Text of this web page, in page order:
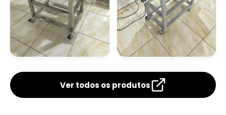
Distribuidor De Manipulador De Alta Rigidez
Manipulador De Caixas Preço
Manipulador De Produtos
Gelo
Ver todos os produtos